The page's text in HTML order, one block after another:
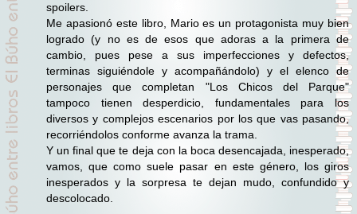
spoilers.
Me apasionó este libro, Mario es un protagonista muy bien
logrado (y no es de esos que adoras a la primera de
cambio, pues pese a sus imperfecciones y defectos,
terminas siguiéndole y acompañándolo) y el elenco de
personajes que completan "Los Chicos del Parque"
tampoco tienen desperdicio, fundamentales para los
diversos y complejos escenarios por los que vas pasando,
recorriéndolos conforme avanza la trama.
Y un final que te deja con la boca desencajada, inesperado,
vamos, que como suele pasar en este género, los giros
inesperados y la sorpresa te dejan mudo, confundido y
descolocado.